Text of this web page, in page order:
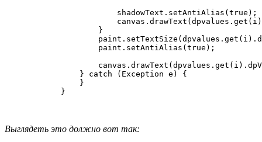
                        shadowText.setAntiAlias(true);
                    }
                    paint.setAntiAlias(true);
                } catch (Exception e) {
                }
Выглядеть это должно вот так: